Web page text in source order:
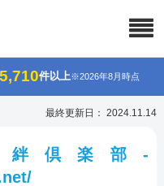
件以上※2026年8月時点
最終更新日： 2024.11.14
絆倶楽部-